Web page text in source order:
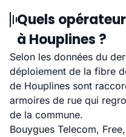
Quels
à Houplines ?
Selon les données du
déploiement de la fibre
de Houplines sont
armoires de rue qui
de la commune.
Bouygues Telecom,